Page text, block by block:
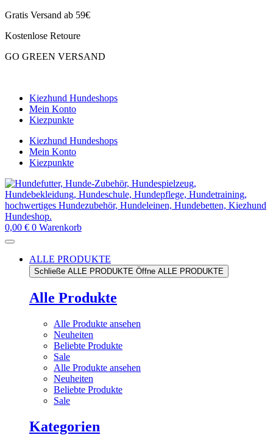
Zum
springen
Gratis Versand ab 59€
Kostenlose Retoure
GO GREEN VERSAND
Kiezhund Hundeshops
Mein Konto
Kiezpunkte
Kiezhund Hundeshops
Mein Konto
Kiezpunkte
0,00 € 0 Warenkorb
ALLE PRODUKTE
Schließe ALLE PRODUKTE Öffne ALLE PRODUKTE
Alle Produkte
Alle Produkte ansehen
Neuheiten
Beliebte Produkte
Sale
Alle Produkte ansehen
Neuheiten
Beliebte Produkte
Sale
Kategorien